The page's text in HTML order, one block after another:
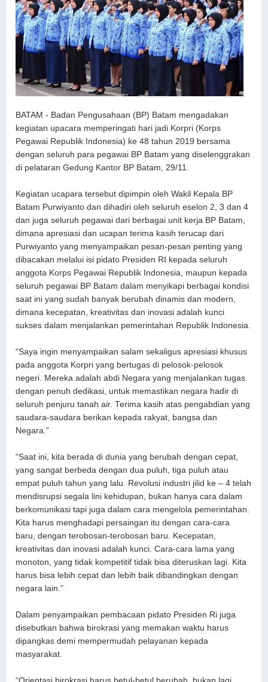
BATAM - Badan Pengusahaan (BP) Batam mengadakan
kegiatan upacara memperingati hari jadi Korpri (Korps
Pegawai Republik Indonesia) ke 48 tahun 2019 bersama
dengan seluruh para pegawai BP Batam yang diselenggrakan
di pelataran Gedung Kantor BP Batam, 29/11.
Kegiatan ucapara tersebut dipimpin oleh Wakil Kepala BP
Batam Purwiyanto dan dihadiri oleh seluruh eselon 2, 3 dan 4
dan juga seluruh pegawai dari berbagai unit kerja BP Batam,
dimana apresiasi dan ucapan terima kasih terucap dari
Purwiyanto yang menyampaikan pesan-pesan penting yang
dibacakan melalui isi pidato Presiden RI kepada seluruh
anggota Korps Pegawai Republik Indonesia, maupun kepada
seluruh pegawai BP Batam dalam menyikapi berbagai kondisi
saat ini yang sudah banyak berubah dinamis dan modern,
dimana kecepatan, kreativitas dan inovasi adalah kunci
sukses dalam menjalankan pemerintahan Republik Indonesia.
“Saya ingin menyampaikan salam sekaligus apresiasi khusus
pada anggota Korpri yang bertugas di pelosok-pelosok
negeri. Mereka adalah abdi Negara yang menjalankan tugas
dengan penuh dedikasi, untuk memastikan negara hadir di
seluruh penjuru tanah air. Terima kasih atas pengabdian yang
saudara-saudara berikan kepada rakyat, bangsa dan
Negara.”
“Saat ini, kita berada di dunia yang berubah dengan cepat,
yang sangat berbeda dengan dua puluh, tiga puluh atau
empat puluh tahun yang lalu. Revolusi industri jilid ke – 4 telah
mendisrupsi segala lini kehidupan, bukan hanya cara dalam
berkomunikasi tapi juga dalam cara mengelola pemerintahan.
Kita harus menghadapi persaingan itu dengan cara-cara
baru, dengan terobosan-terobosan baru. Kecepatan,
kreativitas dan inovasi adalah kunci. Cara-cara lama yang
monoton, yang tidak kompetitif tidak bisa diteruskan lagi. Kita
harus bisa lebih cepat dan lebih baik dibandingkan dengan
negara lain.”
Dalam penyampaikan pembacaan pidato Presiden Ri juga
disebutkan bahwa birokrasi yang memakan waktu harus
dipangkas demi mempermudah pelayanan kepada
masyarakat.